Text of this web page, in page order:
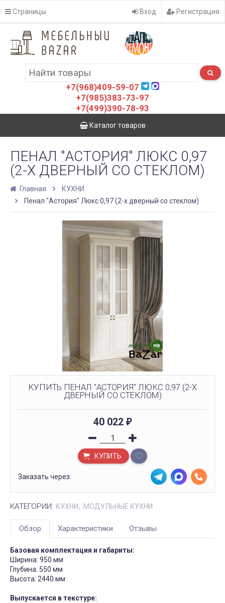
Страницы Вход Регистрация
+7(968)409-59-07
+7(985)383-73-97
+7(499)390-78-93
Каталог товаров
ПЕНАЛ "АСТОРИЯ" ЛЮКС 0,97
(2-Х ДВЕРНЫЙ СО СТЕКЛОМ)
Главная
КУХНИ
Пенал "Астория" Люкс 0,97 (2-х дверный со стеклом)
КУПИТЬ ПЕНАЛ "АСТОРИЯ" ЛЮКС 0,97 (2-Х
ДВЕРНЫЙ СО СТЕКЛОМ)
40 022 ₽
КУПИТЬ
Заказать через:
КАТЕГОРИИ: КУХНИ МОДУЛЬНЫЕ КУХНИ
Обзор Характеристики Отзывы
Базовая комплектация и габариты:
Ширина: 950 мм
Глубина: 550 мм
Высота: 2440 мм
Выпускается в текстуре: